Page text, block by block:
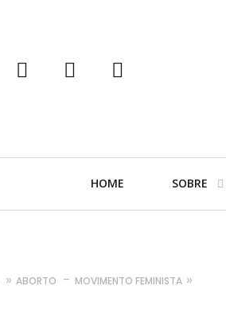
tumblr instagramfacebook
HOME SOBRE
ABORTO MOVIMENTO FEMINISTA